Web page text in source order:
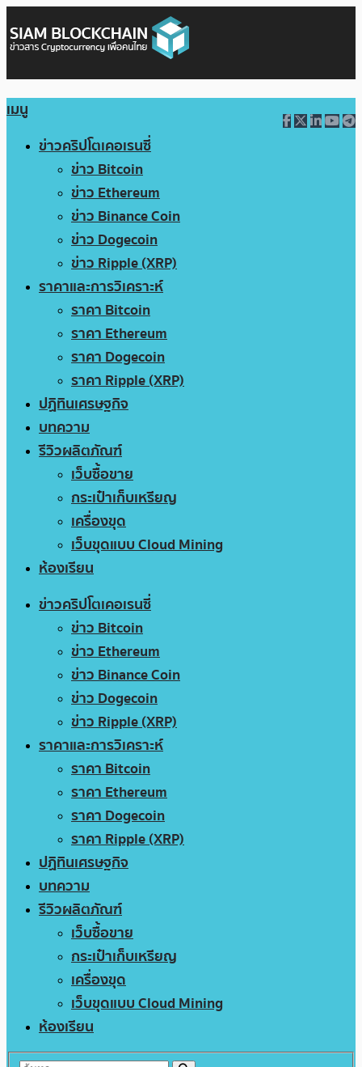
เมนู
ข่าวคริปโตเคอเรนซี่
ข่าว Bitcoin
ข่าว Ethereum
ข่าว Binance Coin
ข่าว Dogecoin
ข่าว Ripple (XRP)
ราคาและการวิเคราะห์
ราคา Bitcoin
ราคา Ethereum
ราคา Dogecoin
ราคา Ripple (XRP)
ปฏิทินเศรษฐกิจ
บทความ
รีวิวผลิตภัณฑ์
เว็บซื้อขาย
กระเป๋าเก็บเหรียญ
เครื่องขุด
เว็บขุดแบบ Cloud Mining
ห้องเรียน
ข่าวคริปโตเคอเรนซี่
ข่าว Bitcoin
ข่าว Ethereum
ข่าว Binance Coin
ข่าว Dogecoin
ข่าว Ripple (XRP)
ราคาและการวิเคราะห์
ราคา Bitcoin
ราคา Ethereum
ราคา Dogecoin
ราคา Ripple (XRP)
ปฏิทินเศรษฐกิจ
บทความ
รีวิวผลิตภัณฑ์
เว็บซื้อขาย
กระเป๋าเก็บเหรียญ
เครื่องขุด
เว็บขุดแบบ Cloud Mining
ห้องเรียน